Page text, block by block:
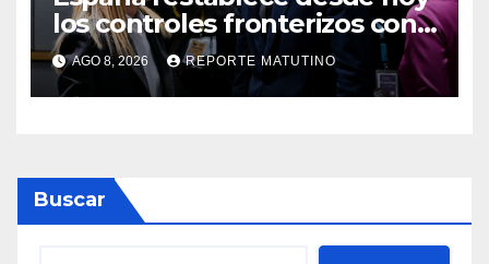
los controles fronterizos con
Italia tras el rechazo de Roma
a retirar las restricciones
AGO 8, 2026 REPORTE MATUTINO
Buscar